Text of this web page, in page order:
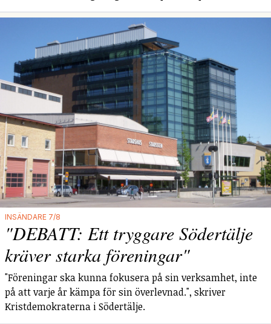
INSÄNDARE 7/8
"DEBATT: Ett tryggare Södertälje
kräver starka föreningar"
"Föreningar ska kunna fokusera på sin verksamhet, inte
på att varje år kämpa för sin överlevnad.", skriver
Kristdemokraterna i Södertälje.